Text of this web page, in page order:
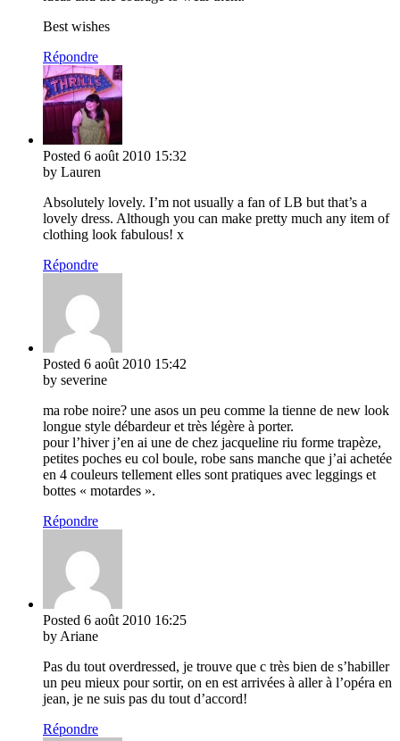
Best wishes
Répondre
Posted 6 août 2010 15:32
by Lauren
Absolutely lovely. I’m not usually a fan of LB but that’s a
lovely dress. Although you can make pretty much any item of
clothing look fabulous! x
Répondre
Posted 6 août 2010 15:42
by severine
ma robe noire? une asos un peu comme la tienne de new look
longue style débardeur et très légère à porter.
pour l’hiver j’en ai une de chez jacqueline riu forme trapèze,
petites poches eu col boule, robe sans manche que j’ai achetée
en 4 couleurs tellement elles sont pratiques avec leggings et
bottes « motardes ».
Répondre
Posted 6 août 2010 16:25
by Ariane
Pas du tout overdressed, je trouve que c très bien de s’habiller
un peu mieux pour sortir, on en est arrivées à aller à l’opéra en
jean, je ne suis pas du tout d’accord!
Répondre